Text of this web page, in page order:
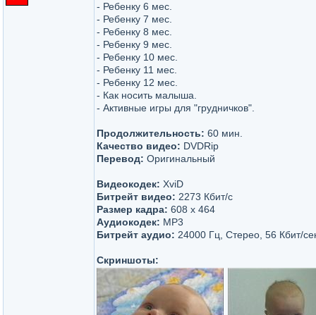
- Ребенку 6 мес.
- Ребенку 7 мес.
- Ребенку 8 мес.
- Ребенку 9 мес.
- Ребенку 10 мес.
- Ребенку 11 мес.
- Ребенку 12 мес.
- Как носить малыша.
- Активные игры для "грудничков".
Продолжительность: 60 мин.
Качество видео: DVDRip
Перевод: Оригинальный
Видеокодек: XviD
Битрейт видео: 2273 Кбит/с
Размер кадра: 608 x 464
Аудиокодек: MP3
Битрейт аудио: 24000 Гц, Стерео, 56 Кбит/
Скриншоты: